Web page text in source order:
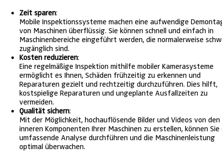
Zeit sparen:
Mobile Inspektionssysteme machen eine aufwendige
von Maschinen überflüssig. Sie können schnell und einfach in
Maschinenbereiche eingeführt werden, die normalerweise
zugänglich sind.
Kosten reduzieren:
Eine regelmäßige Inspektion mithilfe mobiler Kamerasysteme
ermöglicht es Ihnen, Schäden frühzeitig zu erkennen und
Reparaturen gezielt und rechtzeitig durchzuführen. Dies hilft,
kostspielige Reparaturen und ungeplante Ausfallzeiten zu
vermeiden.
Qualität sichern:
Mit der Möglichkeit, hochauflösende Bilder und Videos von den
inneren Komponenten Ihrer Maschinen zu erstellen, können Sie
umfassende Analyse durchführen und die Maschinenleistung
optimal überwachen.